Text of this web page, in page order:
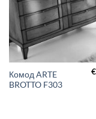
Комод ARTE
BROTTO F303
€